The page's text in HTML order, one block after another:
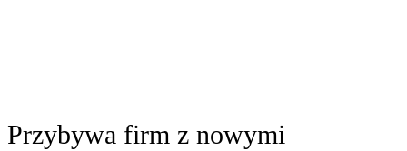
Przybywa firm z nowymi